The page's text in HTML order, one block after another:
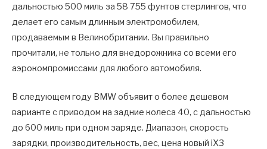
дальностью 500 миль за 58 755 фунтов стерлингов, что
делает его самым длинным электромобилем,
продаваемым в Великобритании. Вы правильно
прочитали, не только для внедорожника со всеми его
аэрокомпромиссами для любого автомобиля.
В следующем году BMW объявит о более дешевом
варианте с приводом на задние колеса 40, с дальностью
до 600 миль при одном заряде. Диапазон, скорость
зарядки, производительность, вес, цена новый iX3